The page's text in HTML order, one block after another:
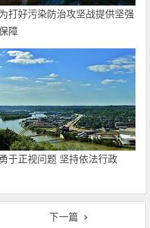
为打好污染防治攻坚战提供坚强
障
勇于正视问题 坚持依法行政
下一篇